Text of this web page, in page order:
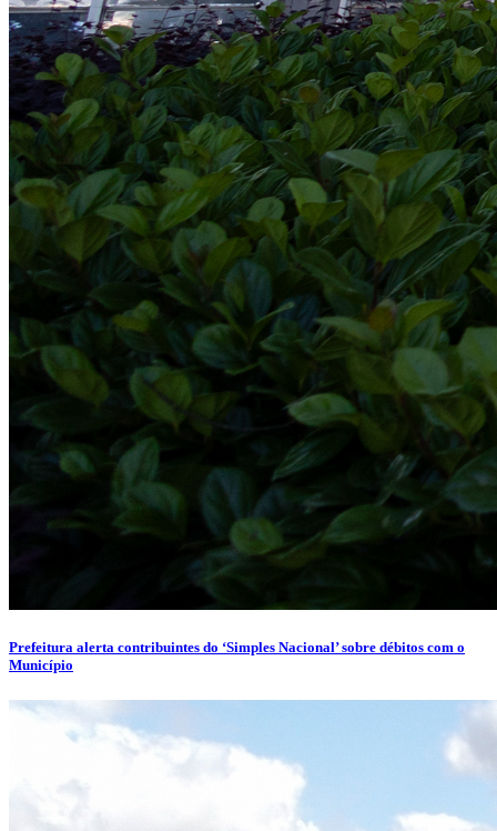
Prefeitura alerta contribuintes do ‘Simples Nacional’ sobre débitos com o
Município